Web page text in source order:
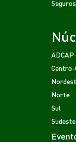
ADCAP
Norte
Sul
Sudeste